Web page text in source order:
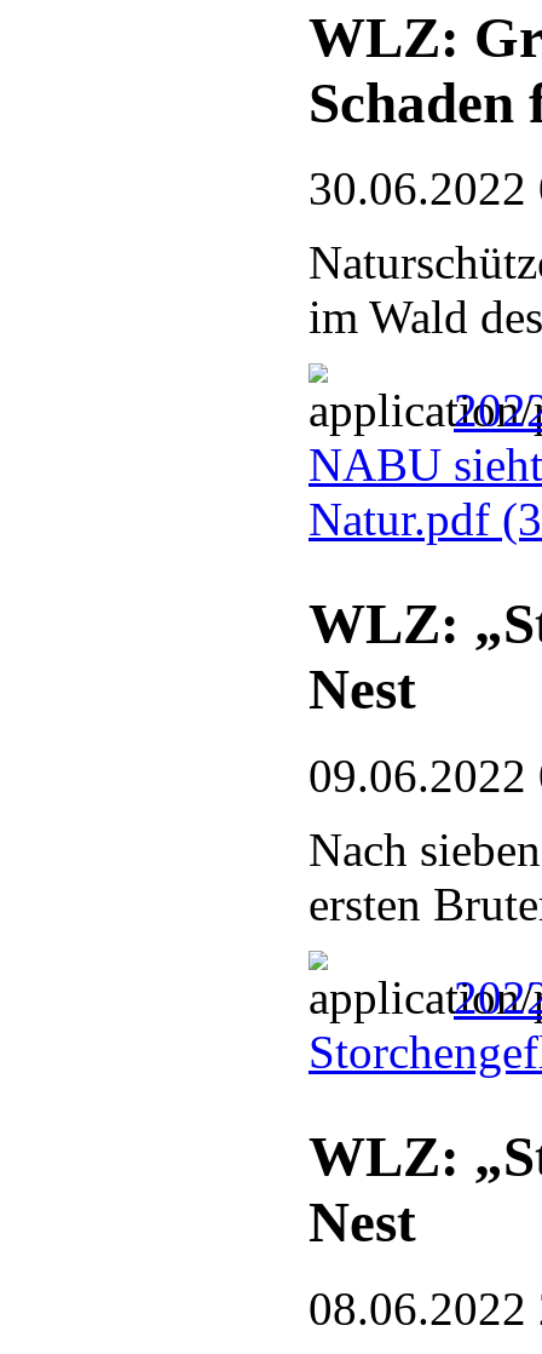
WLZ:
30.06.2022
im Wald
NABU
Natur.pdf
WLZ:
Nest
09.06.2022
Nach
ersten
WLZ:
Nest
08.06.2022